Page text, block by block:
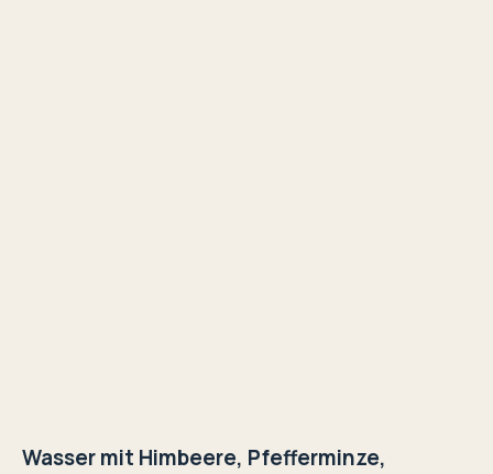
Wasser mit Himbeere, Pfefferminze,